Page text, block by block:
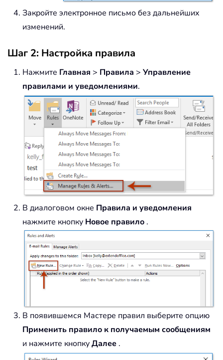
Закройте электронное письмо без дальнейших
изменений.
Шаг 2: Настройка правила
Нажмите Главная > Правила > Управление
правилами и уведомлениями.
В диалоговом окне Правила и уведомления
нажмите кнопку Новое правило .
В появившемся Мастере правил выберите опцию
Применить правило к получаемым сообщениям
и нажмите кнопкуДалее .